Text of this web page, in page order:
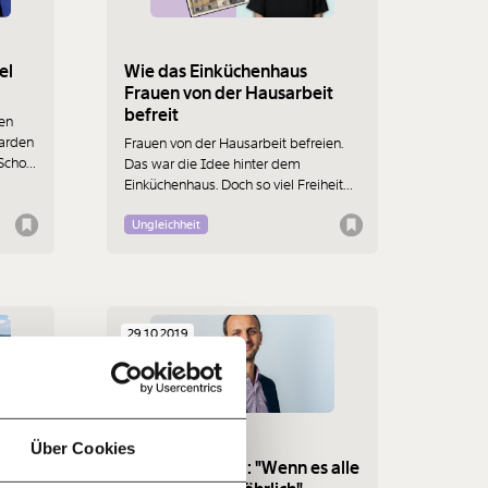
Über Cookies
Wie das Einküchenhaus
Frauen von der Hausarbeit
befreit
Frauen von der Hausarbeit befreien.
Das war die Idee hinter dem
Einküchenhaus. Doch so viel Freiheit
dann doch zu weit.
Ungleichheit
29.10.2019
Wohneigentum: "Wenn es alle